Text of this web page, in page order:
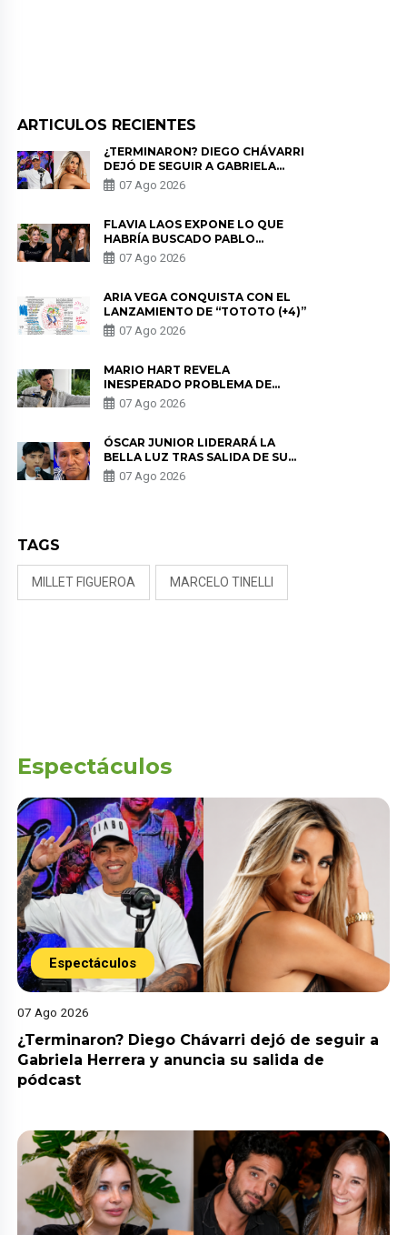
ARTICULOS RECIENTES
¿TERMINARON? DIEGO CHÁVARRI
DEJÓ DE SEGUIR A GABRIELA
HERRERA Y ANUNCIA SU SALIDA
DE PÓDCAST
07 Ago 2026
FLAVIA LAOS EXPONE LO QUE
HABRÍA BUSCADO PABLO
HEREDIA CON ALE FULLER: “UNA
DE LAS PARTES QUERÍA EL
07 Ago 2026
ARIA VEGA CONQUISTA CON EL
LANZAMIENTO DE “TOTOTO (+4)”
07 Ago 2026
MARIO HART REVELA
INESPERADO PROBLEMA DE
SALUD ANTES DE SEPARARSE DE
KORINA: “ME ENCONTRARON UN
07 Ago 2026
ÓSCAR JUNIOR LIDERARÁ LA
BELLA LUZ TRAS SALIDA DE SU
PADRE POR POLÉMICA CON
NALDY SALDAÑA
07 Ago 2026
TAGS
MILLET FIGUEROA MARCELO TINELLI
Espectáculos
Espectáculos
07 Ago 2026
¿Terminaron? Diego Chávarri dejó de seguir a
Gabriela Herrera y anuncia su salida de
pódcast